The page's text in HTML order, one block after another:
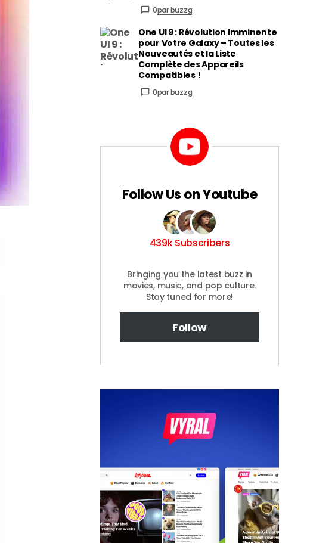
0par buzzg
One UI 9 : Révolution Imminente
pour Votre Galaxy – Toutes les
Nouveautés et la Liste
Complète des Appareils
Compatibles !
0par buzzg
Follow Us on Youtube
439k Subscribers
Bringing you the latest buzz in
movies, music, and pop culture.
Stay tuned for more!
Follow